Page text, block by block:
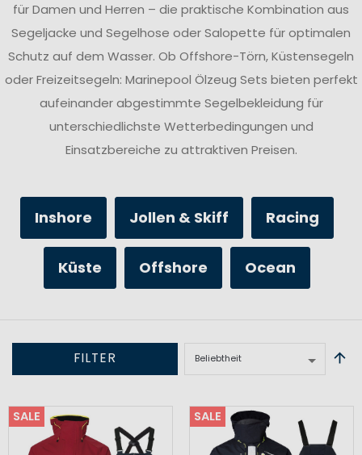
für Damen und Herren – die praktische Kombination aus
Segeljacke und Segelhose oder Salopette für optimalen
Schutz auf dem Wasser. Ob Offshore-Törn, Küstensegeln
oder Freizeitsegeln: Marinepool Ölzeug Sets bieten perfekt
aufeinander abgestimmte Segelbekleidung für
unterschiedlichste Wetterbedingungen und
Einsatzbereiche zu attraktiven Preisen.
Inshore Jollen & Skiff Racing
Küste Offshore Ocean
FILTER
SALE SALE